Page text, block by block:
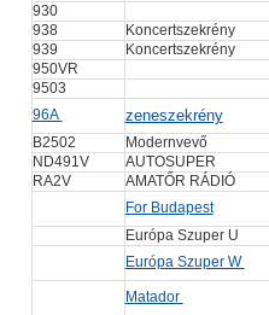
930
938
Koncertszekrény
939
Koncertszekrény
950VR
9503
96A
zeneszekrény
B2502
Modernvevő
ND491V
AUTOSUPER
RA2V
AMATŐR RÁDIÓ
For Budapest
Európa Szuper U
Európa Szuper W
Matador